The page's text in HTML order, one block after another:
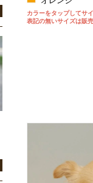
カラーをタップしてサ
表記の無いサイズは販